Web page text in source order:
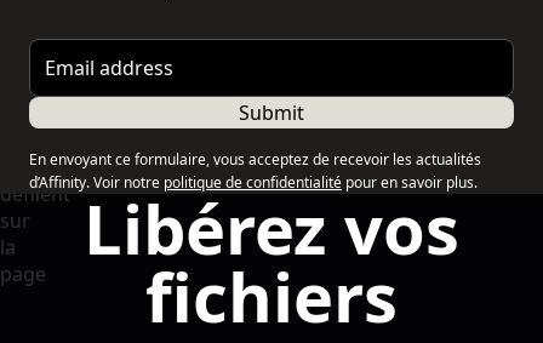
Email address
Submit
En envoyant ce formulaire, vous acceptez de recevoir les actualités
d’Affinity. Voir notre politique de confidentialité pour en savoir plus.
Libérez vos
fichiers